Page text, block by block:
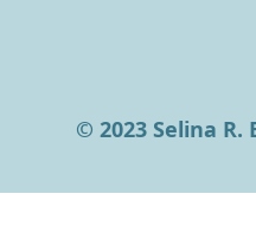
© 2023 Selina R.